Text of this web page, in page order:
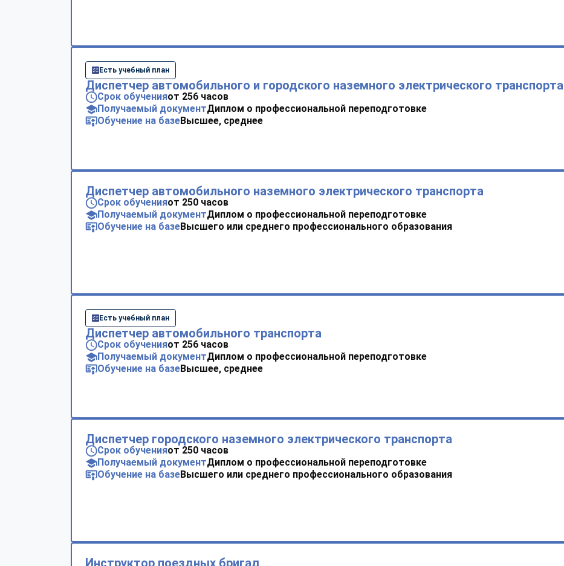
Есть учебный план
Диспетчер автомобильного и городского наземного электрического транспорта
Срок обученияот 256 часов
Получаемый документДиплом о профессиональной переподготовке
Обучение на базеВысшее, среднее
Диспетчер автомобильного наземного электрического транспорта
Срок обученияот 250 часов
Получаемый документДиплом о профессиональной переподготовке
Обучение на базеВысшего или среднего профессионального образования
Есть учебный план
Диспетчер автомобильного транспорта
Срок обученияот 256 часов
Получаемый документДиплом о профессиональной переподготовке
Обучение на базеВысшее, среднее
Диспетчер городского наземного электрического транспорта
Срок обученияот 250 часов
Получаемый документДиплом о профессиональной переподготовке
Обучение на базеВысшего или среднего профессионального образования
Инструктор поездных бригад